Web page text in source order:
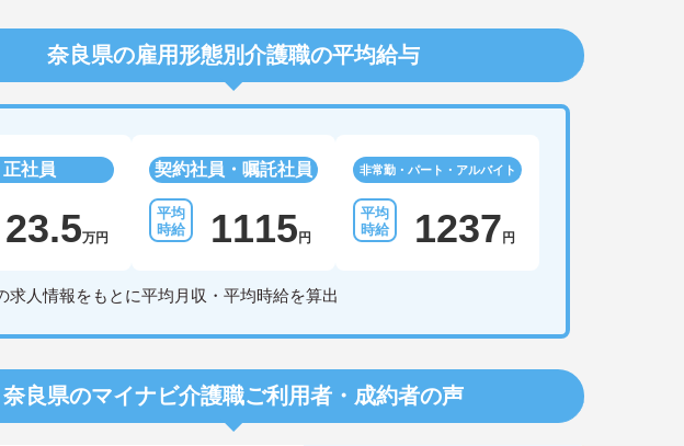
奈良県の雇用形態別介護職の平均給与
正社員
23.5万円
契約社員・嘱託社員
1115 円
非常勤・パート・アルバイト
1237 円
求人情報をもとに平均月収・平均時給を算出
奈良県のマイナビ介護職ご利用者・成約者の声